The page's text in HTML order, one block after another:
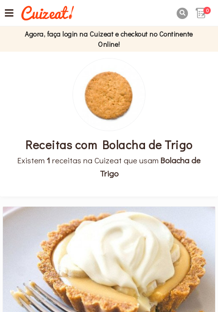
0
Agora, faça login na Cuizeat e checkout no Continente
Online!
Receitas com Bolacha de Trigo
Existem 1 receitas na Cuizeat que usam Bolacha de
Trigo